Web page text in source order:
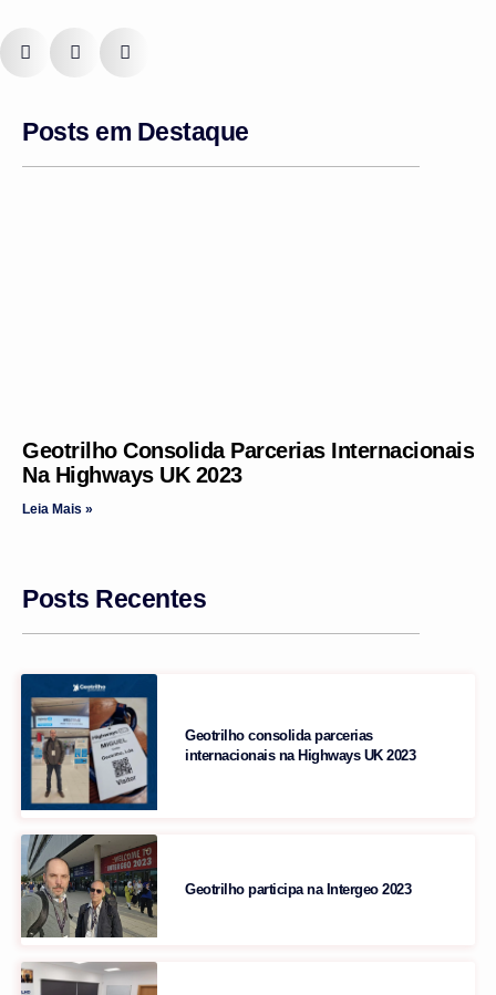
Posts em Destaque
Geotrilho Consolida Parcerias Internacionais
Na Highways UK 2023
Leia Mais »
Posts Recentes
Geotrilho consolida parcerias
internacionais na Highways UK 2023
Geotrilho participa na Intergeo 2023